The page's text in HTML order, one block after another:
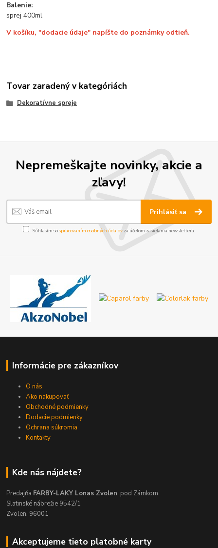
Balenie:
sprej 400ml
V košíku, "dodacie údaje" napíšte do poznámky odtieň.
Tovar zaradený v kategóriách
Dekoratívne spreje
Nepremeškajte novinky, akcie a
zľavy!
Prihlásiť sa
Súhlasím sospracovaním osobných údajov za účelom zasielania newslettera.
Informácie pre zákazníkov
O nás
Ako nakupovať
Obchodné podmienky
Dodacie podmienky
Ochrana súkromia
Kontakty
Kde nás nájdete?
Predajňa FARBY-LAKY Lonas Zvolen, pod Zámkom
Slatinské nábrežie 9542/1
Zvolen, 96001
Akceptujeme tieto platobné karty